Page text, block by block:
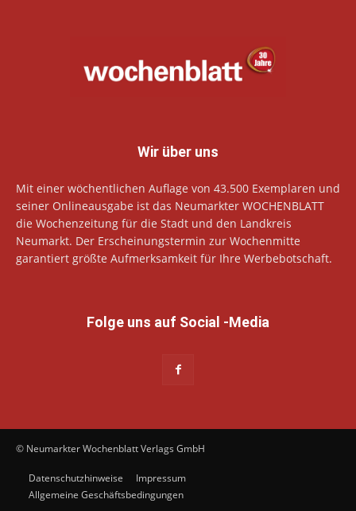
Wir über uns
Mit einer wöchentlichen Auflage von 43.500 Exemplaren und
seiner Onlineausgabe ist das Neumarkter WOCHENBLATT
die Wochenzeitung für die Stadt und den Landkreis
Neumarkt. Der Erscheinungstermin zur Wochenmitte
garantiert größte Aufmerksamkeit für Ihre Werbebotschaft.
Folge uns auf Social -Media
© Neumarkter Wochenblatt Verlags GmbH
Datenschutzhinweise
Impressum
Allgemeine Geschäftsbedingungen